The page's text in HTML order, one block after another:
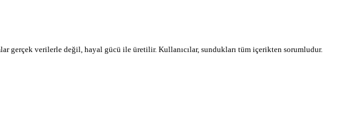
verilerle değil, hayal gücü ile üretilir. Kullanıcılar, sundukları tüm içerikten sorumludur.